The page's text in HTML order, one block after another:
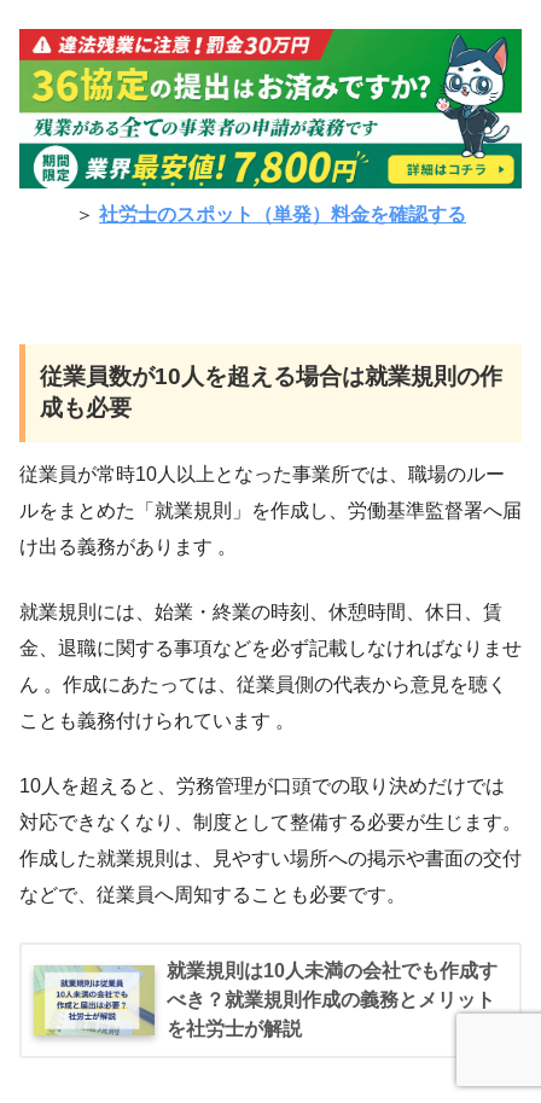
＞ 社労士のスポット（単発）料金を確認する
従業員数が10人を超える場合は就業規則の作
成も必要
従業員が常時10人以上となった事業所では、職場のルー
ルをまとめた「就業規則」を作成し、労働基準監督署へ届
け出る義務があります 。
就業規則には、始業・終業の時刻、休憩時間、休日、賃
金、退職に関する事項などを必ず記載しなければなりませ
ん 。作成にあたっては、従業員側の代表から意見を聴く
ことも義務付けられています 。
10人を超えると、労務管理が口頭での取り決めだけでは
対応できなくなり、制度として整備する必要が生じます。
作成した就業規則は、見やすい場所への掲示や書面の交付
などで、従業員へ周知することも必要です。
就業規則は10人未満の会社でも作成す
べき？就業規則作成の義務とメリット
を社労士が解説